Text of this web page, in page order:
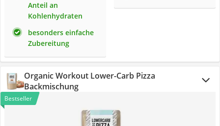
Anteil an
Kohlenhydraten
besonders einfache
Zubereitung
Organic Workout Lower-Carb Pizza
Backmischung
Bestseller